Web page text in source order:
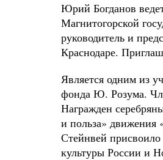
Юрий Богданов
Магнитогорской
руководитель и
Краснодаре.
Является одним из
фонда Ю. Розума.
Награжден
и польза» движения
Стейнвей
культуры России и